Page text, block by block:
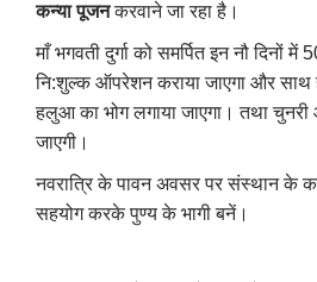
कन्या पूजनकरवाने जा रहा है।
माँ भगवती दुर्गा को समर्पित इन नौ दिनों
नि:शुल्क ऑपरेशन कराया जाएगा और साथ
हलुआ का भोग लगाया जाएगा। तथा चुनरी
जाएगी।
नवरात्रि के पावन अवसर पर संस्थान के
सहयोग करके पुण्य के भागी बनें।